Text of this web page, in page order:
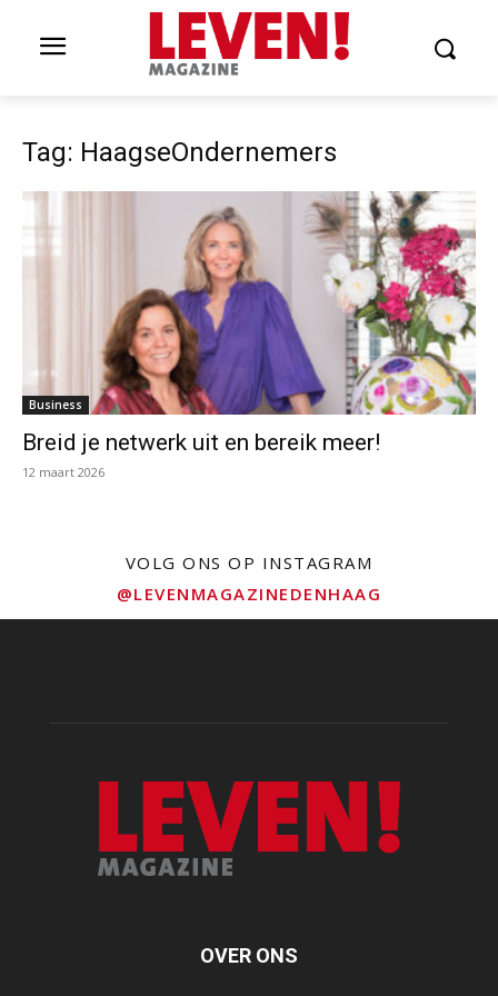
Tag: HaagseOndernemers
Business
Breid je netwerk uit en bereik meer!
12 maart 2026
VOLG ONS OP INSTAGRAM
@LEVENMAGAZINEDENHAAG
OVER ONS